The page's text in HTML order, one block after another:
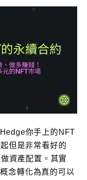
你手上的NFT
但是非常看好的
資產配置。其實
念轉化為真的可以